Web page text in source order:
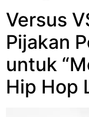
Versus
Pijakan
untuk
Hip Hop